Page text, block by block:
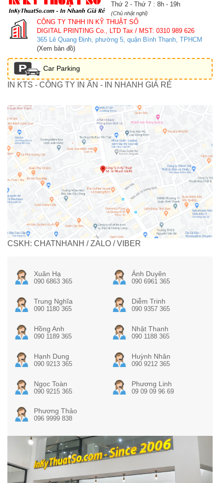
Thứ 2 - Thứ 7 : 8h - 19h
(Chủ nhật nghỉ)
CÔNG TY TNHH IN KỸ THUẬT SỐ
DIGITAL PRINTING Co., LTD Tax / MST: 0310 989 626
365 Lê Quang Định, phường 5, quận Bình Thạnh, TPHCM
(Xem bản đồ)
Car Parking
IN KTS - CÔNG TY IN ẤN - IN NHANH GIÁ RẺ
CSKH: CHATNHANH / ZALO / VIBER
Xuân Hạ
090 6863 365
Ánh Duyên
090 6961 365
Trung Nghĩa
090 1180 365
Diễm Trinh
090 9357 365
Hồng Anh
090 1189 365
Nhật Thanh
090 1188 365
Hạnh Dung
090 9213 365
Huỳnh Nhân
090 9212 365
Ngọc Toàn
090 9215 365
Phương Linh
09 09 09 96 69
Phương Thảo
096 9999 838